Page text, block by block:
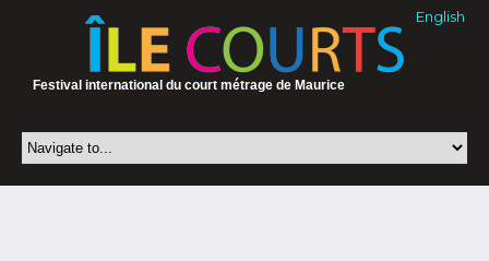
English
Festival international du court métrage de Maurice